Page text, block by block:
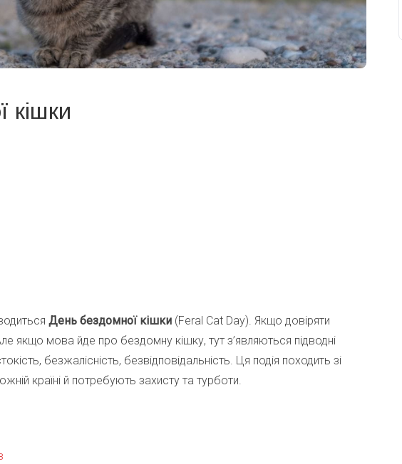
кішки
День бездомної кішки (Feral Cat Day). Якщо довіряти
якщо мова йде про бездомну кішку, тут з’являються підводні
безжалісність, безвідповідальність. Ця подія походить зі
країні й потребують захисту та турботи.